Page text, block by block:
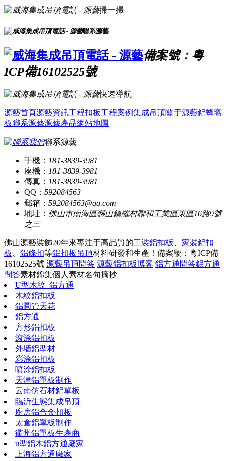
掃一掃
聯系源藝
備案號：粵
ICP備16102525號
快速導航
源藝首頁源藝資訊工程扣板工程案例集成吊頂關于源藝鋁蜂窩
板聯系源藝源藝產品網站地圖
聯系源藝
手機： 181-3839-3981
座機： 181-3839-3981
傳真： 181-3839-3981
QQ： 592084563
郵箱： 592084563@qq.com
地址： 佛山市南海區獅山鎮羅村聯和工業區東區16路9號
之三
佛山源藝裝飾20年來專注于高品質的工裝鋁扣板 、 家裝鋁扣
板 、 鋁條扣等鋁扣板吊頂材料研發和生產！ 備案號：粵ICP備
16102525號 源藝吊頂問答 源藝鋁扣板博客 鋁方通問答鋁方通
問答素材錦集個人素材名句摘抄
U型木紋_鋁方通
木紋鋁扣板
鋁圓管天花
鋁方通
方形鋁扣板
滾涂鋁扣板
外墻鋁型材
彩涂鋁扣板
噴涂鋁扣板
天津鋁單板制作
云南仿石材鋁單板
臨沂生態集成吊頂
廚房鋁合金扣板
太倉鋁單板制作
衢州鋁單板生產商
u型鋁木鋁方通廠家
上海鋁方通廠家